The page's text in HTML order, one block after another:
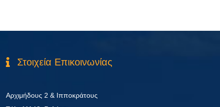
Στοιχεία Επικοινωνίας
Αρχιμήδους 2 & Ιπποκράτους